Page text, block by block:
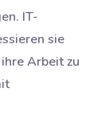
IT-
sie
Arbeit zu